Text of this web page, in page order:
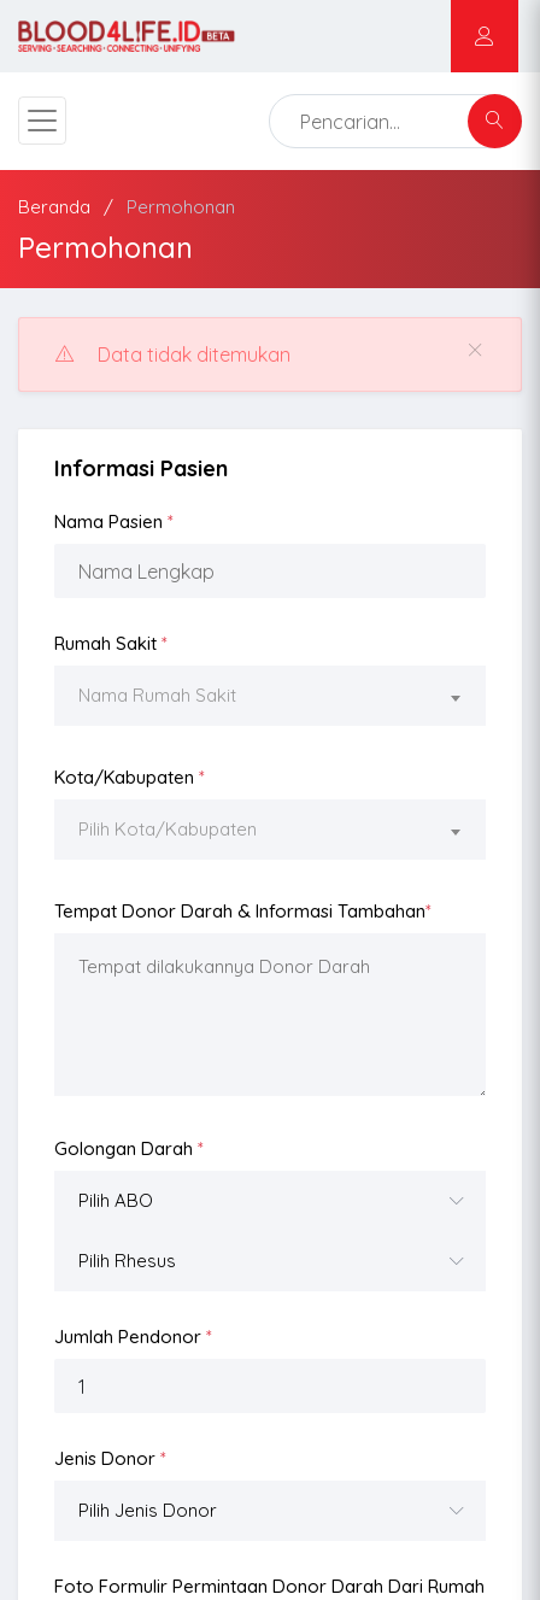
Beranda Permohonan
Permohonan
Data tidak ditemukan
Informasi Pasien
Nama Pasien *
Rumah Sakit *
Nama Rumah Sakit
Kota/Kabupaten *
Pilih Kota/Kabupaten
Tempat Donor Darah & Informasi Tambahan*
Golongan Darah *
Jumlah Pendonor *
Jenis Donor *
Foto Formulir Permintaan Donor Darah Dari Rumah